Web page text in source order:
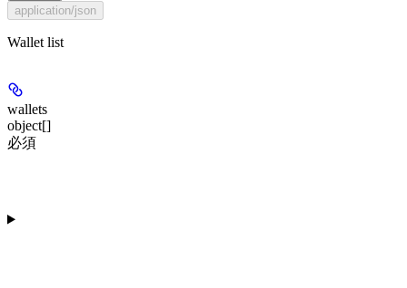
application/json
Wallet list
wallets
object[]
必須